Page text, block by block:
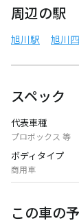
周辺の駅
旭川駅 旭川
スペック
代表車種
プロボックス 等
ボディタイプ
商用車
この車の